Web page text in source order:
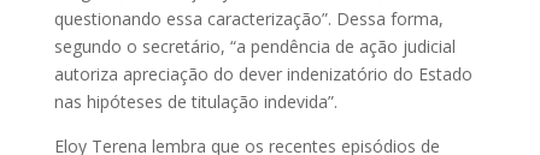
questionando essa caracterização”. Dessa forma,
segundo o secretário, “a pendência de ação judicial
autoriza apreciação do dever indenizatório do Estado
nas hipóteses de titulação indevida”.
Eloy Terena lembra que os recentes episódios de